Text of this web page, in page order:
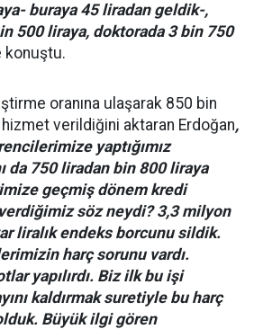
buraya 45 liradan geldik-,
500 liraya, doktorada 3 bin 750
konuştu.
oranına ulaşarak 850 bin
verildiğini aktaran Erdoğan,
yaptığımız
da 750 liradan bin 800 liraya
geçmiş dönem kredi
söz neydi? 3,3 milyon
liralık endeks borcunu sildik.
harç sorunu vardı.
yapılırdı. Biz ilk bu işi
kaldırmak suretiyle bu harç
Büyük ilgi gören